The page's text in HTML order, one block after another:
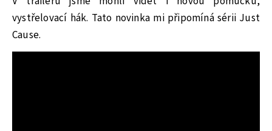
vystřelovací hák. Tato novinka mi připomíná sérii Just
Cause.